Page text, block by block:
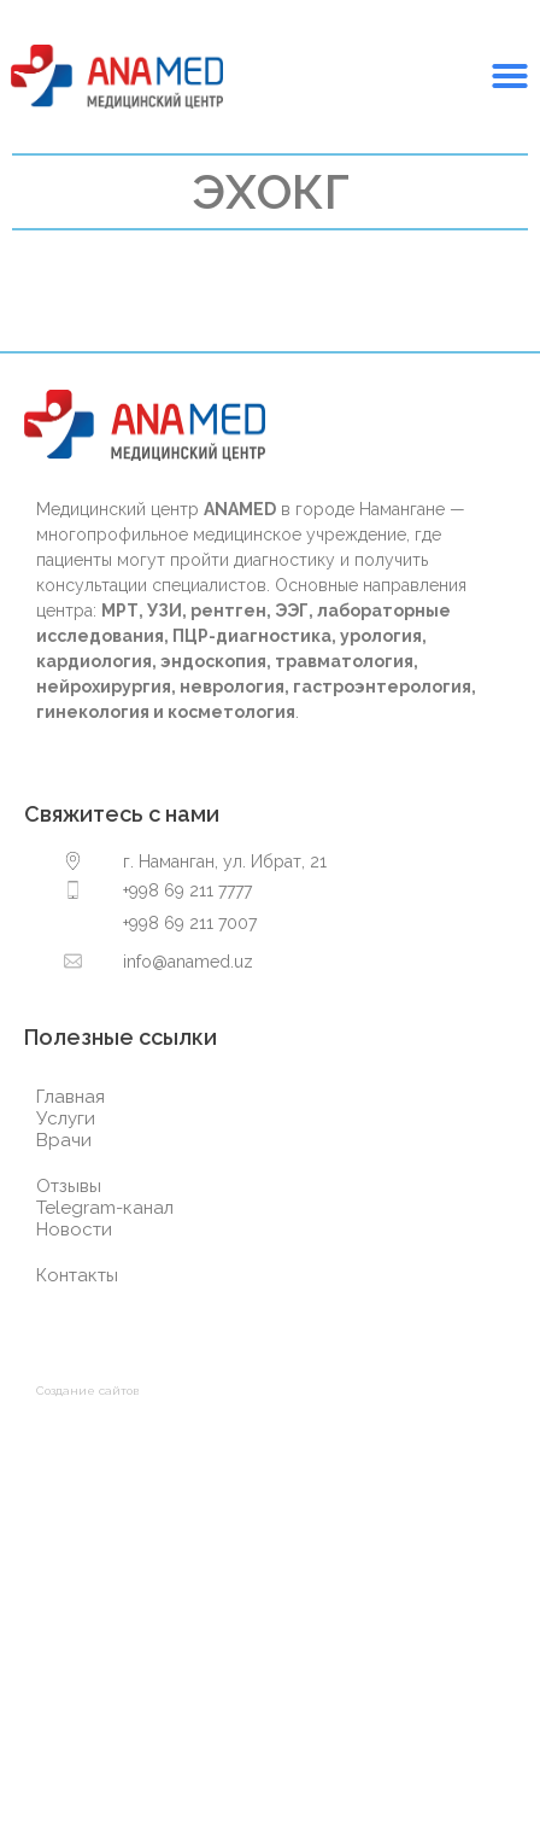
ЭХОКГ
Медицинский центр ANAMED в городе Намангане —
многопрофильное медицинское учреждение, где
пациенты могут пройти диагностику и получить
консультации специалистов. Основные направления
центра: МРТ, УЗИ, рентген, ЭЭГ, лабораторные
исследования, ПЦР-диагностика, урология,
кардиология, эндоскопия, травматология,
нейрохирургия, неврология, гастроэнтерология,
гинекология и косметология.
Свяжитесь с нами
г. Наманган, ул. Ибрат, 21
+998 69 211 7777
+998 69 211 7007
info@anamed.uz
Полезные ссылки
Главная
Услуги
Врачи
Отзывы
Telegram-канал
Новости
Контакты
Создание сайтов